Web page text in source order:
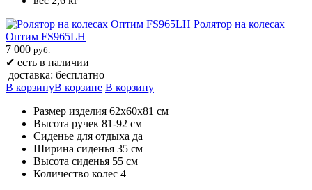
Ролятор на колесах
Оптим FS965LH
7 000 руб.
✔ есть в наличии
доставка: бесплатно
В корзинуВ корзине В корзину
Размер изделия 62х60х81 см
Высота ручек 81-92 см
Сиденье для отдыха да
Ширина сиденья 35 см
Высота сиденья 55 см
Количество колес 4